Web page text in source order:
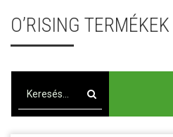
O’RISING TERMÉKEK